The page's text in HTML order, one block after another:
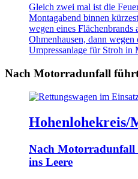
Gleich zwei mal ist die
Montagabend binnen
wegen eines
Ohmenhausen, dann
Umpressanlage für Stroh in
Nach Motorradunfall führt
Hohenlohekreis/
Nach Motorradunfall
ins Leere